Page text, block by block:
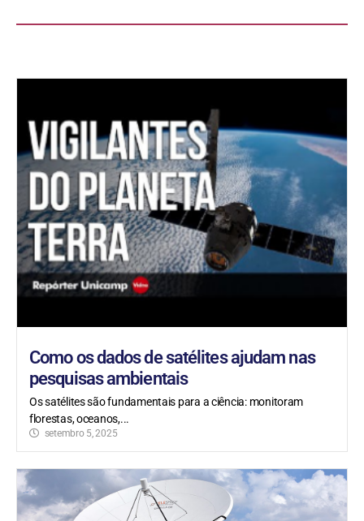
Como os dados de satélites ajudam nas
pesquisas ambientais
Os satélites são fundamentais para a ciência: monitoram
florestas, oceanos,...
setembro 5, 2025